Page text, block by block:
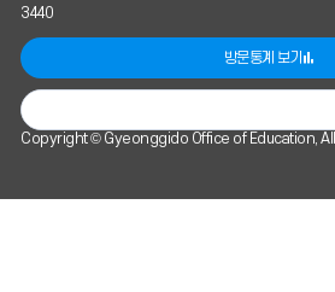
3440
방문통계 보기
Copyright © Gyeonggido Office of Education,